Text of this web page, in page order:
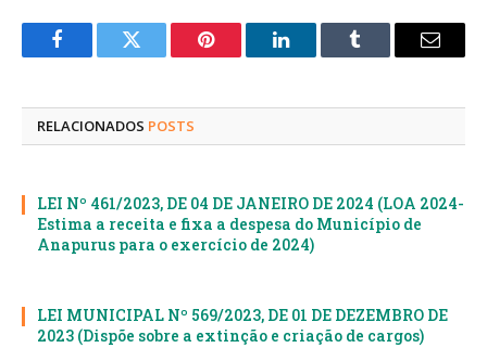
FacebookTwitter Pinterest LinkedInTumblr
E-
RELACIONADOS POSTS
LEI Nº 461/2023, DE 04 DE JANEIRO DE 2024 (LOA 2024-
Estima a receita e fixa a despesa do Município de
Anapurus para o exercício de 2024)
LEI MUNICIPAL Nº 569/2023, DE 01 DE DEZEMBRO DE
2023 (Dispõe sobre a extinção e criação de cargos)